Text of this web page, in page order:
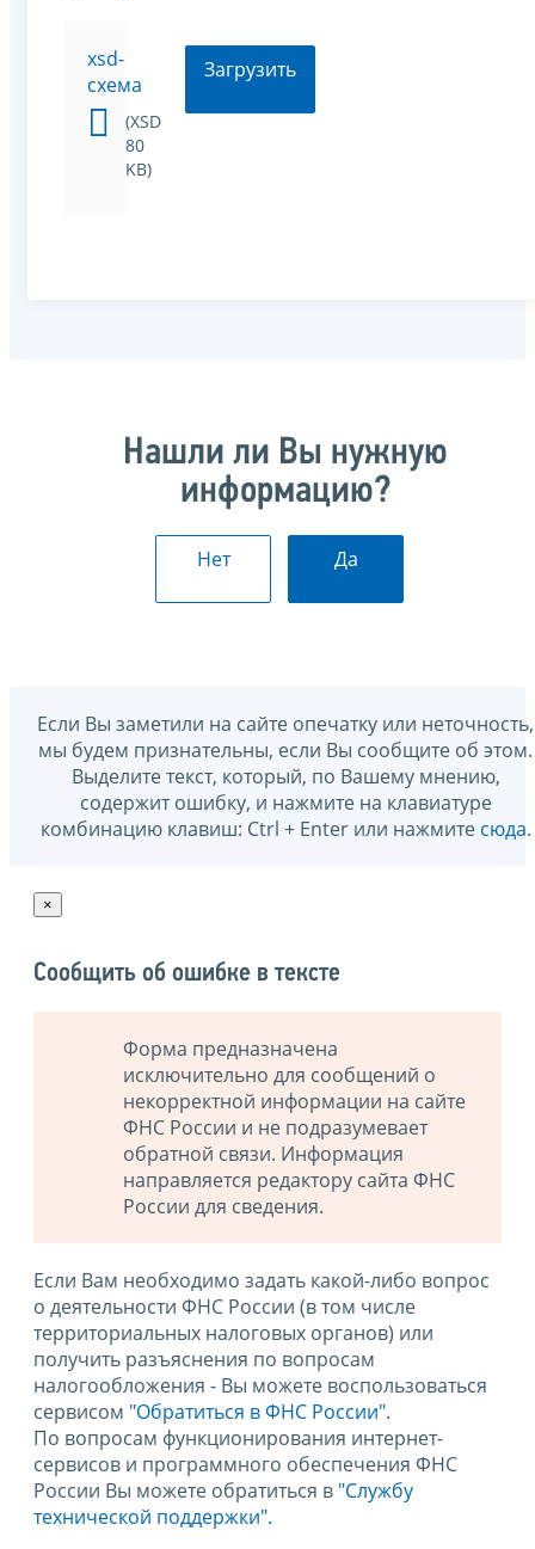
xsd-
схема
(XSD
80
KB)
Загрузить
Нашли ли Вы нужную
информацию?
Нет Да
Если Вы заметили на сайте опечатку или неточность,
мы будем признательны, если Вы сообщите об этом.
Выделите текст, который, по Вашему мнению,
содержит ошибку, и нажмите на клавиатуре
комбинацию клавиш: Ctrl + Enter или нажмите сюда.
×
Сообщить об ошибке в тексте
Форма предназначена
исключительно для сообщений о
некорректной информации на сайте
ФНС России и не подразумевает
обратной связи. Информация
направляется редактору сайта ФНС
России для сведения.
Если Вам необходимо задать какой-либо вопрос
о деятельности ФНС России (в том числе
территориальных налоговых органов) или
получить разъяснения по вопросам
налогообложения - Вы можете воспользоваться
сервисом "Обратиться в ФНС России".
По вопросам функционирования интернет-
сервисов и программного обеспечения ФНС
России Вы можете обратиться в "Службу
технической поддержки".